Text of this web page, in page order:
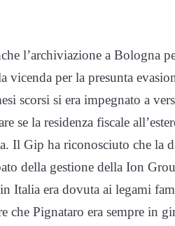
l’archiviazione a Bologna
vicenda per la presunta
scorsi si era impegnato a
se la residenza fiscale
Il Gip ha riconosciuto che la
della gestione della Ion
Italia era dovuta ai legami
Pignataro era sempre in